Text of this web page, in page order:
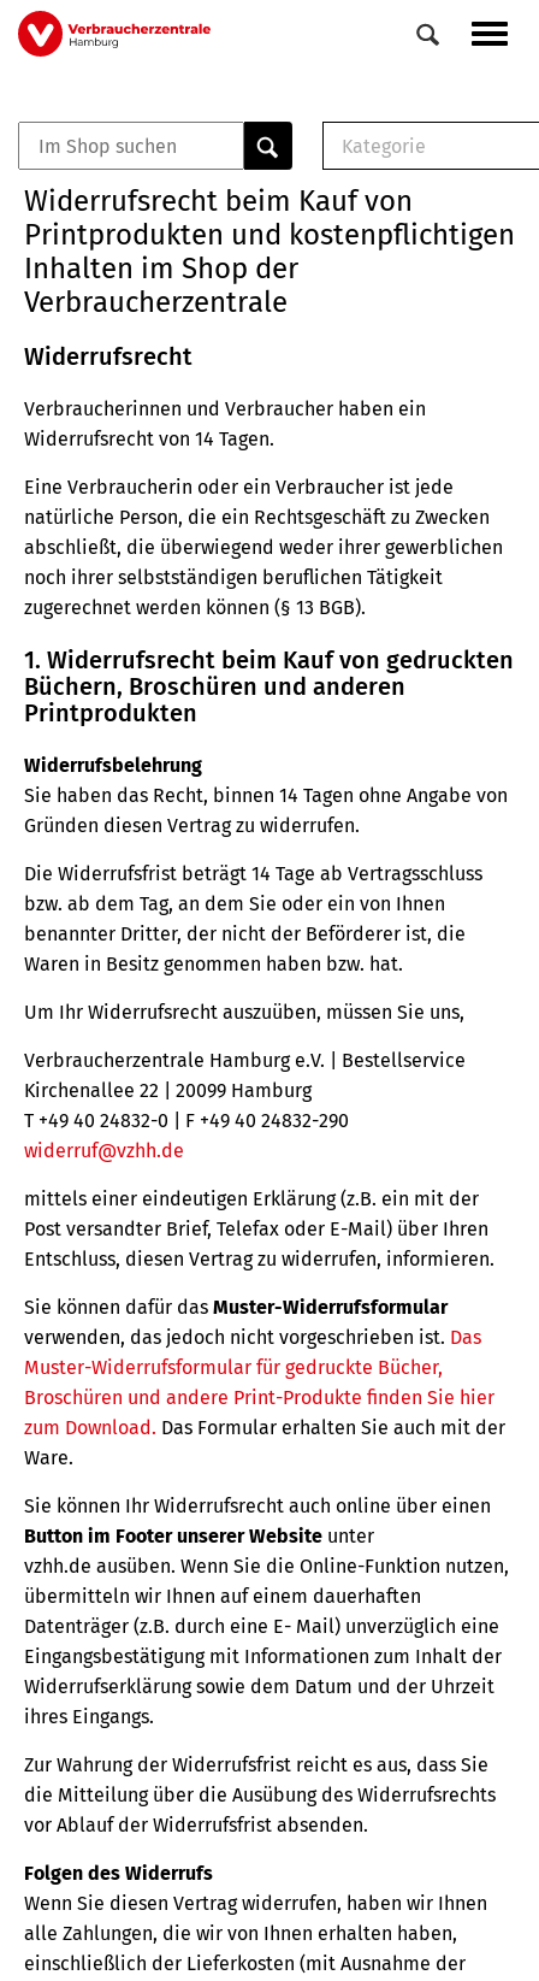
Direkt
zum
Veranstaltungen
0
Elemente
Kategorie
Musterbrief (RTF)
E-Broschüre
Widerrufsrecht beim Kauf von
Printprodukten und kostenpflichtigen
Inhalten im Shop der
Verbraucherzentrale
Widerrufsrecht
Verbraucherinnen und Verbraucher haben ein
Widerrufsrecht von 14 Tagen.
Eine Verbraucherin oder ein Verbraucher ist jede
natürliche Person, die ein Rechtsgeschäft zu Zwecken
abschließt, die überwiegend weder ihrer gewerblichen
noch ihrer selbstständigen beruflichen Tätigkeit
zugerechnet werden können (§ 13 BGB).
1. Widerrufsrecht beim Kauf von gedruckten
Büchern, Broschüren und anderen
Printprodukten
Widerrufsbelehrung
Sie haben das Recht, binnen 14 Tagen ohne Angabe von
Gründen diesen Vertrag zu widerrufen.
Die Widerrufsfrist beträgt 14 Tage ab Vertragsschluss
bzw. ab dem Tag, an dem Sie oder ein von Ihnen
benannter Dritter, der nicht der Beförderer ist, die
Waren in Besitz genommen haben bzw. hat.
Um Ihr Widerrufsrecht auszuüben, müssen Sie uns,
Verbraucherzentrale Hamburg e.V. | Bestellservice
Kirchenallee 22 | 20099 Hamburg
T +49 40 24832-0 | F +49 40 24832-290
widerruf@vzhh.de
mittels einer eindeutigen Erklärung (z.B. ein mit der
Post versandter Brief, Telefax oder E-Mail) über Ihren
Entschluss, diesen Vertrag zu widerrufen, informieren.
Sie können dafür das Muster-Widerrufsformular
verwenden, das jedoch nicht vorgeschrieben ist. Das
Muster-Widerrufsformular für gedruckte Bücher,
Broschüren und andere Print-Produkte finden Sie hier
zum Download. Das Formular erhalten Sie auch mit der
Ware.
Sie können Ihr Widerrufsrecht auch online über einen
Button im Footer unserer Website unter
vzhh.de ausüben. Wenn Sie die Online-Funktion nutzen,
übermitteln wir Ihnen auf einem dauerhaften
Datenträger (z.B. durch eine E- Mail) unverzüglich eine
Eingangsbestätigung mit Informationen zum Inhalt der
Widerrufserklärung sowie dem Datum und der Uhrzeit
ihres Eingangs.
Zur Wahrung der Widerrufsfrist reicht es aus, dass Sie
die Mitteilung über die Ausübung des Widerrufsrechts
vor Ablauf der Widerrufsfrist absenden.
Folgen des Widerrufs
Wenn Sie diesen Vertrag widerrufen, haben wir Ihnen
alle Zahlungen, die wir von Ihnen erhalten haben,
einschließlich der Lieferkosten (mit Ausnahme der